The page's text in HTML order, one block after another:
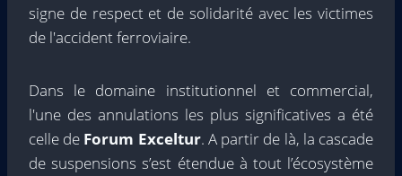
signe de respect et de solidarité avec les victimes
de l'accident ferroviaire.
Dans le domaine institutionnel et commercial,
l'une des annulations les plus significatives a été
celle de Forum Exceltur. A partir de là, la cascade
de suspensions s’est étendue à tout l’écosystème